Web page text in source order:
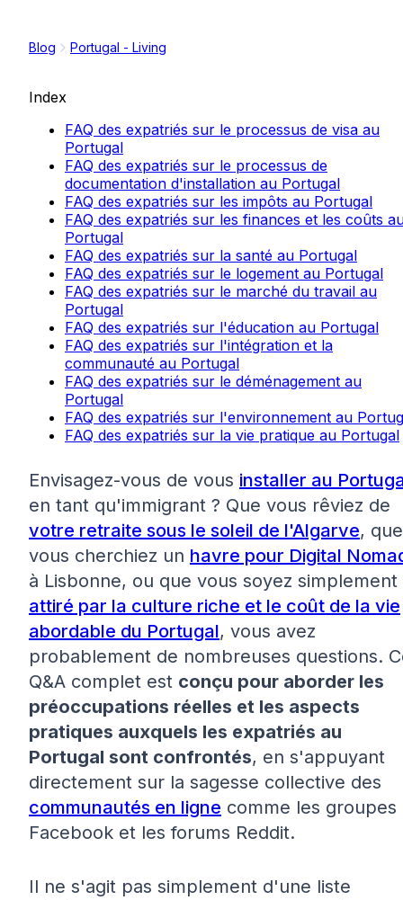
Blog Portugal - Living
Index
FAQ des expatriés sur le processus de visa au
Portugal
FAQ des expatriés sur le processus de
documentation d'installation au Portugal
FAQ des expatriés sur les impôts au Portugal
FAQ des expatriés sur les finances et les coûts
Portugal
FAQ des expatriés sur la santé au Portugal
FAQ des expatriés sur le logement au Portugal
FAQ des expatriés sur le marché du travail au
Portugal
FAQ des expatriés sur l'éducation au Portugal
FAQ des expatriés sur l'intégration et la
communauté au Portugal
FAQ des expatriés sur le déménagement au
Portugal
FAQ des expatriés sur l'environnement au
FAQ des expatriés sur la vie pratique au Portugal
Envisagez-vous de vous installer au
en tant qu'immigrant ? Que vous rêviez de
votre retraite sous le soleil de l'Algarve, que
vous cherchiez un havre pour Digital
à Lisbonne, ou que vous soyez simplement
attiré par la culture riche et le coût de la vie
abordable du Portugal, vous avez
probablement de nombreuses questions.
Q&A complet est conçu pour aborder les
préoccupations réelles et les aspects
pratiques auxquels les expatriés au
Portugal sont confrontés, en s'appuyant
directement sur la sagesse collective des
communautés en ligne comme les groupes
Facebook et les forums Reddit.
Il ne s'agit pas simplement d'une liste